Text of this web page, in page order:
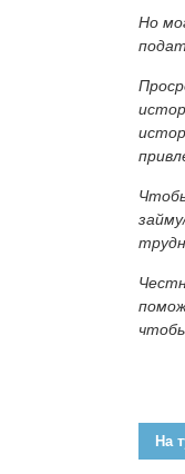
Но
На